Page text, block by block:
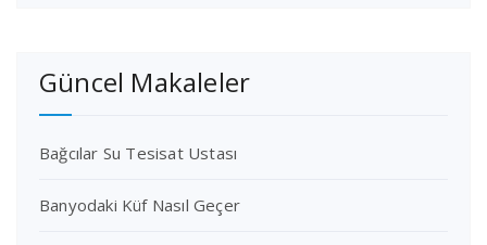
Güncel Makaleler
Bağcılar Su Tesisat Ustası
Banyodaki Küf Nasıl Geçer